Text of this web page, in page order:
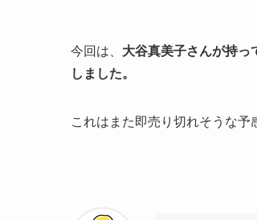
今回は、 大谷真美子さんが持っ
しました。
これはまた即売り切れそうな予